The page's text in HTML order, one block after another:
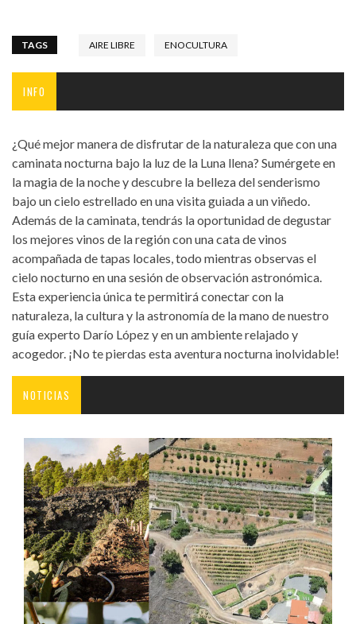
TAGS AIRE LIBRE ENOCULTURA
INFO
¿Qué mejor manera de disfrutar de la naturaleza que con una
caminata nocturna bajo la luz de la Luna llena? Sumérgete en
la magia de la noche y descubre la belleza del senderismo
bajo un cielo estrellado en una visita guiada a un viñedo.
Además de la caminata, tendrás la oportunidad de degustar
los mejores vinos de la región con una cata de vinos
acompañada de tapas locales, todo mientras observas el
cielo nocturno en una sesión de observación astronómica.
Esta experiencia única te permitirá conectar con la
naturaleza, la cultura y la astronomía de la mano de nuestro
guía experto Darío López y en un ambiente relajado y
acogedor. ¡No te pierdas esta aventura nocturna inolvidable!
NOTICIAS